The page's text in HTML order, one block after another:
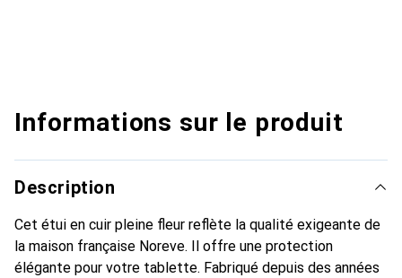
Informations sur le produit
Description
Cet étui en cuir pleine fleur reflète la qualité exigeante de
la maison française Noreve. Il offre une protection
élégante pour votre tablette. Fabriqué depuis des années